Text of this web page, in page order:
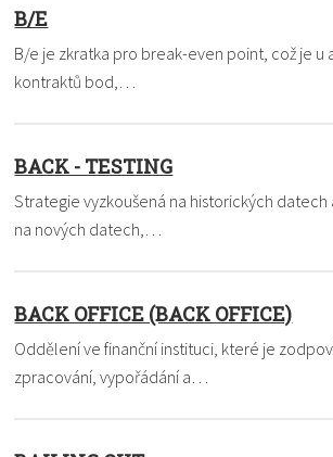
B/E
B/e je zkratka pro break-even point, což je u
kontraktů bod,…
BACK - TESTING
Strategie vyzkoušená na historických
na nových datech,…
BACK OFFICE (BACK OFFICE)
Oddělení ve finanční instituci, které je
zpracování, vypořádání a…